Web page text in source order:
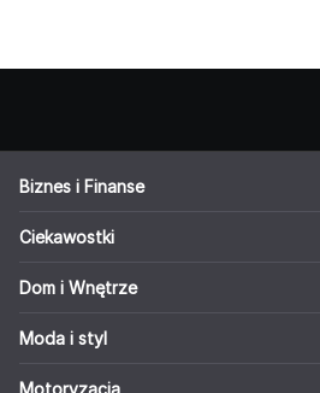
Biznes i Finanse
Ciekawostki
Dom i Wnętrze
Moda i styl
Motoryzacja